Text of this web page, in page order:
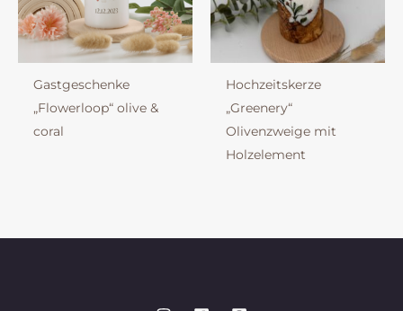
Gastgeschenke
„Flowerloop“ olive &
coral
Hochzeitskerze
„Greenery“
Olivenzweige mit
Holzelement